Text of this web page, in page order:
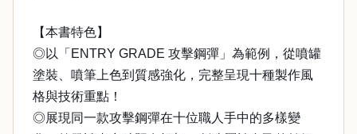
【本書特色】
◎以「ENTRY GRADE 攻擊鋼彈」為範例，從噴罐
塗裝、噴筆上色到質感強化，完整呈現十種製作風
格與技術重點！
◎展現同一款攻擊鋼彈在十位職人手中的多樣變